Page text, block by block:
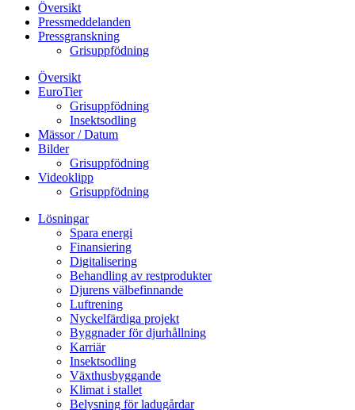
Översikt
Pressmeddelanden
Pressgranskning
Grisuppfödning
Översikt
EuroTier
Grisuppfödning
Insektsodling
Mässor / Datum
Bilder
Grisuppfödning
Videoklipp
Grisuppfödning
Lösningar
Spara energi
Finansiering
Digitalisering
Behandling av restprodukter
Djurens välbefinnande
Luftrening
Nyckelfärdiga projekt
Byggnader för djurhållning
Karriär
Insektsodling
Växthusbyggande
Klimat i stallet
Belysning för ladugårdar